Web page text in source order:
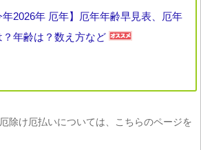
年2026年 厄年】厄年年齢早見表、厄年
？年齢は？数え方など
除け厄払いについては、こちらのページを